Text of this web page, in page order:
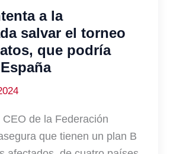
a la
salvar el torneo
que podría
de la Federación
que tienen un plan B